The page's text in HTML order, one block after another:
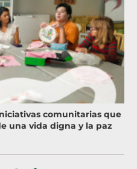
comunitarias que
una vida digna y la paz